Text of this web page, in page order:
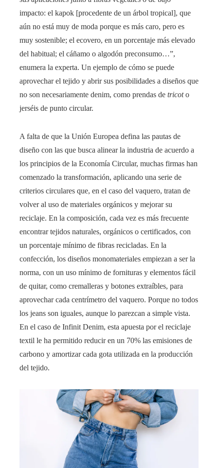
impacto: el kapok [procedente de un árbol tropical], que
aún no está muy de moda porque es más caro, pero es
muy sostenible; el ecovero, en un porcentaje más elevado
del habitual; el cáñamo o algodón preconsumo…”,
enumera la experta. Un ejemplo de cómo se puede
aprovechar el tejido y abrir sus posibilidades a diseños que
no son necesariamente denim, como prendas de tricoto
jerséis de punto circular.
A falta de que la Unión Europea defina las pautas de
diseño con las que busca alinear la industria de acuerdo a
los principios de la Economía Circular, muchas firmas han
comenzado la transformación, aplicando una serie de
criterios circulares que, en el caso del vaquero, tratan de
volver al uso de materiales orgánicos y mejorar su
reciclaje. En la composición, cada vez es más frecuente
encontrar tejidos naturales, orgánicos o certificados, con
un porcentaje mínimo de fibras recicladas. En la
confección, los diseños monomateriales empiezan a ser la
norma, con un uso mínimo de fornituras y elementos fácil
de quitar, como cremalleras y botones extraíbles, para
aprovechar cada centrímetro del vaquero. Porque no todos
los jeans son iguales, aunque lo parezcan a simple vista.
En el caso de Infinit Denim, esta apuesta por el reciclaje
textil le ha permitido reducir en un 70% las emisiones de
carbono y amortizar cada gota utilizada en la producción
del tejido.